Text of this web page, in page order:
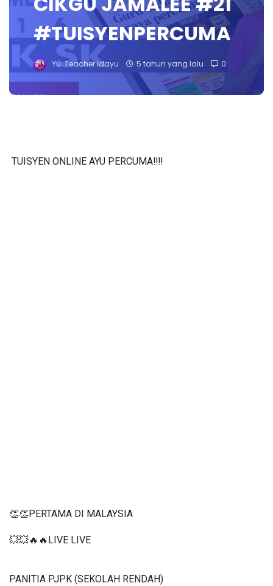
#TUISYENPERCUMA
Yu. Teacher Idayu 5 tahun yang lalu 0
TUISYEN ONLINE AYU PERCUMA‼️‼️
👏👏PERTAMA DI MALAYSIA
💥💥🔥🔥LIVE LIVE
PANITIA PJPK (SEKOLAH RENDAH)